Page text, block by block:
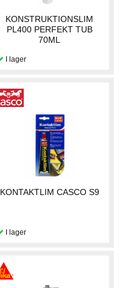
KONSTRUKTIONSLIM
PL400 PERFEKT TUB
70ML
KONTAKTLIM CASCO S9